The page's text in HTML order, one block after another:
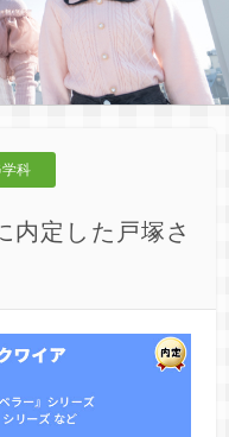
科
内定した戸塚さ